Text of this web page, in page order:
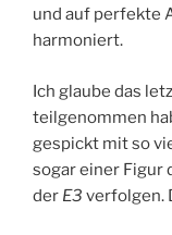
und auf perfekte
harmoniert.
Ich glaube das
teilgenommen
gespickt mit so
sogar einer Figur
der E3 verfolgen.